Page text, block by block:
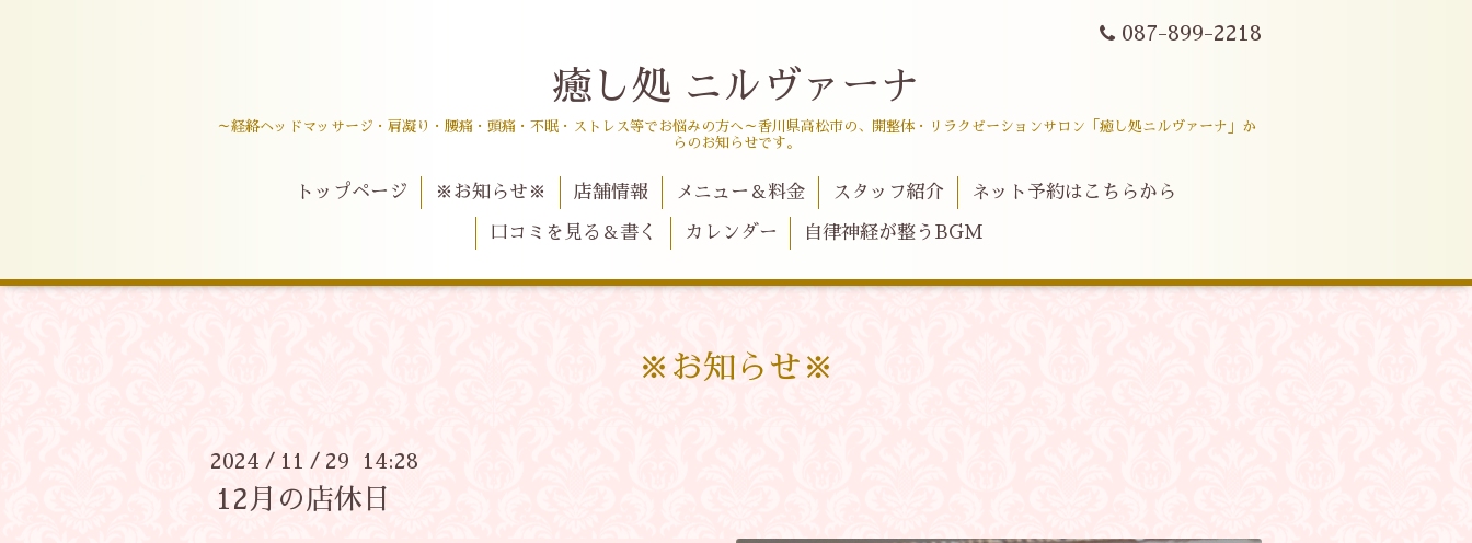
087-899-2218
癒し処 ニルヴァーナ
～経絡ヘッドマッサージ・肩凝り・腰痛・頭痛・不眠・ストレス等でお悩みの方へ～香川県高松市の、開整体・リラクゼーションサロン「癒し処ニルヴァーナ」か
らのお知らせです。
トップページ ※お知らせ※ 店舗情報 メニュー＆料金 スタッフ紹介 ネット予約はこちらから
口コミを見る＆書く カレンダー 自律神経が整うBGM
※お知らせ※
2024 / 11 / 29 14:28
12月の店休日